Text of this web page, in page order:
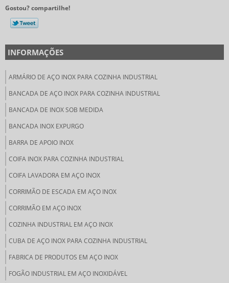
Gostou? compartilhe!
INFORMAÇÕES
ARMÁRIO DE AÇO INOX PARA COZINHA INDUSTRIAL
BANCADA DE AÇO INOX PARA COZINHA INDUSTRIAL
BANCADA DE INOX SOB MEDIDA
BANCADA INOX EXPURGO
BARRA DE APOIO INOX
COIFA INOX PARA COZINHA INDUSTRIAL
COIFA LAVADORA EM AÇO INOX
CORRIMÃO DE ESCADA EM AÇO INOX
CORRIMÃO EM AÇO INOX
COZINHA INDUSTRIAL EM AÇO INOX
CUBA DE AÇO INOX PARA COZINHA INDUSTRIAL
FABRICA DE PRODUTOS EM AÇO INOX
FOGÃO INDUSTRIAL EM AÇO INOXIDÁVEL